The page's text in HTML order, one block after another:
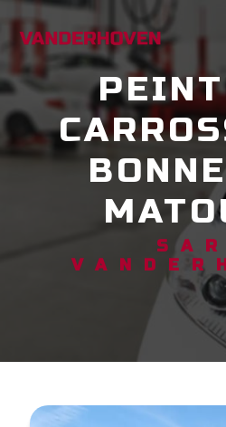
PEINTURE
SARL
Panneau de gestion des cookies